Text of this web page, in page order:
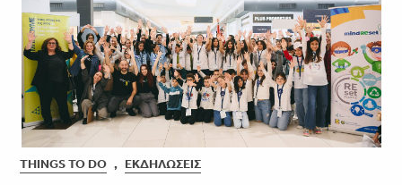
THINGS TO DO , ΕΚΔΗΛΏΣΕΙΣ